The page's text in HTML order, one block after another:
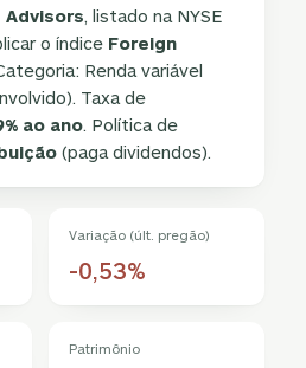
Advisors, listado na NYSE
o índice Foreign
Renda variável
Taxa de
ao ano. Política de
(paga dividendos).
Variação (últ. pregão)
-0,53%
Patrimônio